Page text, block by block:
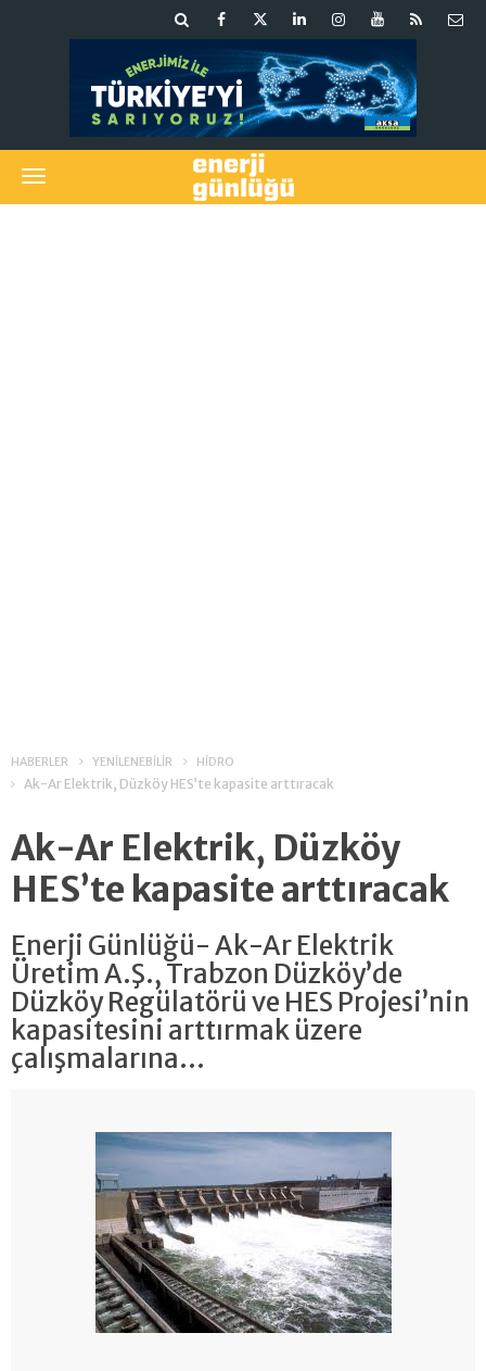
HABERLER YENİLENEBİLİR HİDRO
Ak-Ar Elektrik, Düzköy HES’te kapasite arttıracak
Ak-Ar Elektrik, Düzköy
HES’te kapasite arttıracak
Enerji Günlüğü- Ak-Ar Elektrik
Üretim A.Ş., Trabzon Düzköy’de
Düzköy Regülatörü ve HES Projesi’nin
kapasitesini arttırmak üzere
çalışmalarına...